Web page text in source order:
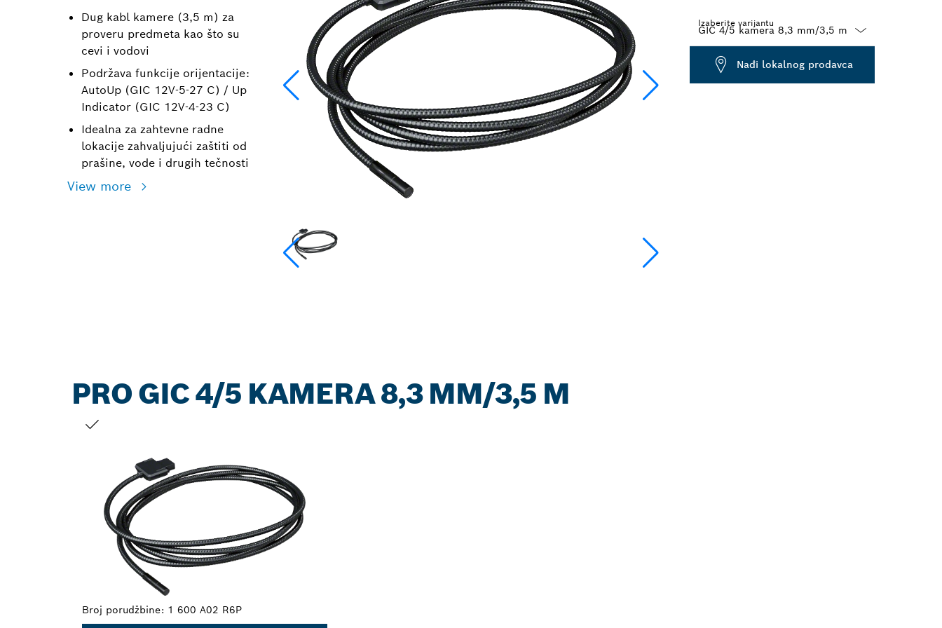
Dug kabl kamere (3,5 m) za
proveru predmeta kao što su
cevi i vodovi
Podržava funkcije orijentacije:
AutoUp (GIC 12V-5-27 C) / Up
Indicator (GIC 12V-4-23 C)
Idealna za zahtevne radne
lokacije zahvaljujući zaštiti od
prašine, vode i drugih tečnosti
View more
Izaberite varijantu
Dropdown
closed
Nađi lokalnog prodavca
PRO GIC 4/5 KAMERA 8,3 MM/3,5 M
Broj porudžbine: 1 600 A02 R6P